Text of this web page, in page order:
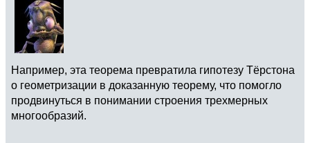
Например, эта теорема превратила гипотезу Тёрстона
о геометризации в доказанную теорему, что помогло
продвинуться в понимании строения трехмерных
многообразий.